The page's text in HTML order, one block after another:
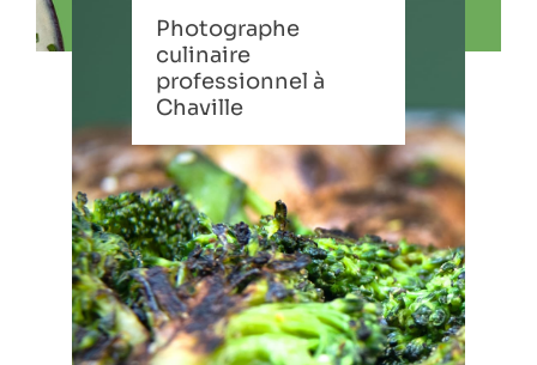
Photographe
culinaire
professionnel à
Chaville